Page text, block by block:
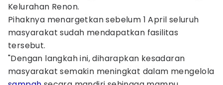
Kelurahan Renon.
Pihaknya menargetkan sebelum 1 April seluruh
masyarakat sudah mendapatkan fasilitas
tersebut.
"Dengan langkah ini, diharapkan kesadaran
masyarakat semakin meningkat dalam mengelola